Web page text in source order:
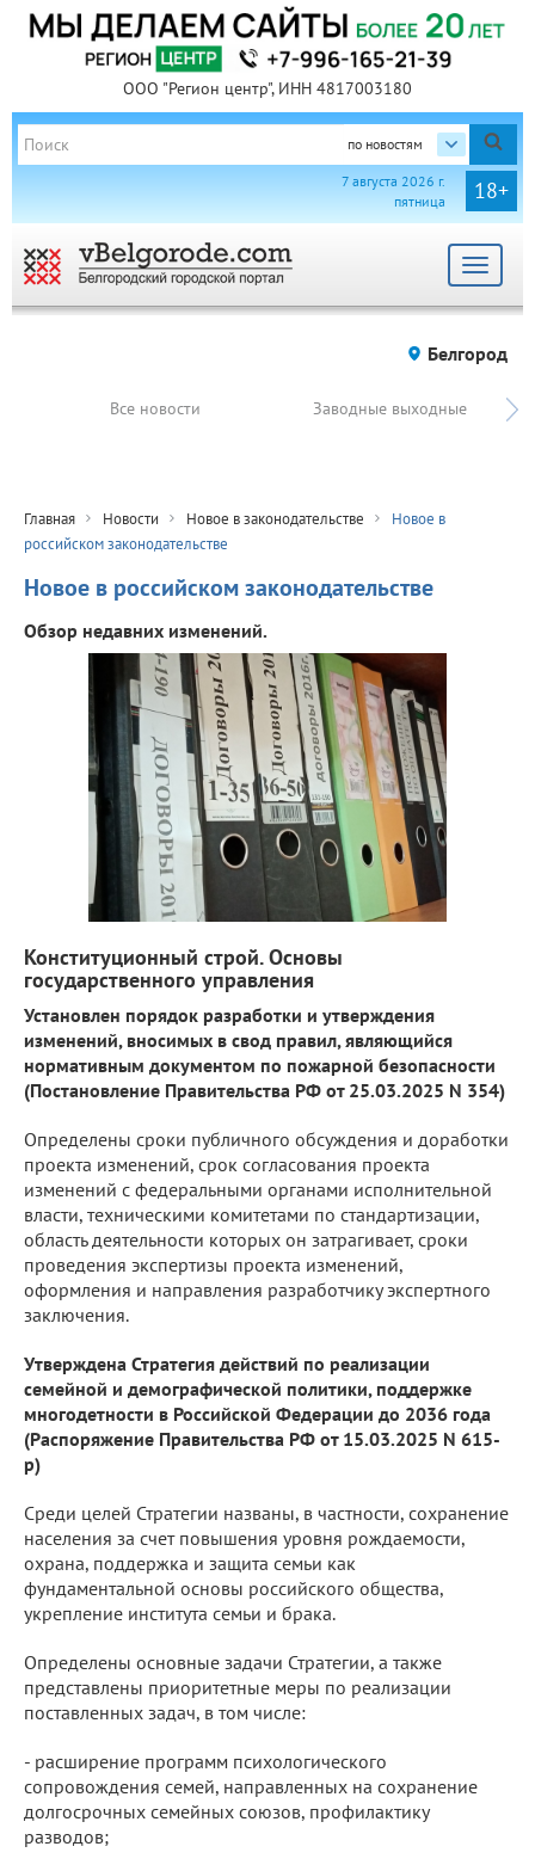
ООО "Регион центр", ИНН 4817003180
по новостям
18+
7 августа 2026 г.
пятница
Toggle
Белгород
Все новости Заводные выходные
Главная Новости Новое в законодательстве
Новое в
российском законодательстве
Новое в российском законодательстве
Обзор недавних изменений.
Конституционный строй. Основы
государственного управления
Установлен порядок разработки и утверждения
изменений, вносимых в свод правил, являющийся
нормативным документом по пожарной безопасности
(Постановление Правительства РФ от 25.03.2025 N 354)
Определены сроки публичного обсуждения и доработки
проекта изменений, срок согласования проекта
изменений с федеральными органами исполнительной
власти, техническими комитетами по стандартизации,
область деятельности которых он затрагивает, сроки
проведения экспертизы проекта изменений,
оформления и направления разработчику экспертного
заключения.
Утверждена Стратегия действий по реализации
семейной и демографической политики, поддержке
многодетности в Российской Федерации до 2036 года
(Распоряжение Правительства РФ от 15.03.2025 N 615-
р)
Среди целей Стратегии названы, в частности, сохранение
населения за счет повышения уровня рождаемости,
охрана, поддержка и защита семьи как
фундаментальной основы российского общества,
укрепление института семьи и брака.
Определены основные задачи Стратегии, а также
представлены приоритетные меры по реализации
поставленных задач, в том числе:
- расширение программ психологического
сопровождения семей, направленных на сохранение
долгосрочных семейных союзов, профилактику
разводов;